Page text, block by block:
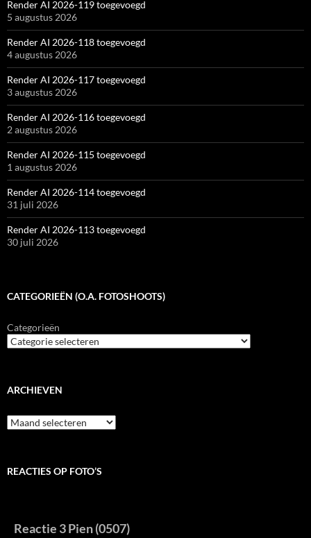
Render AI 2026-119 toegevoegd
5 augustus 2026
Render AI 2026-118 toegevoegd
4 augustus 2026
Render AI 2026-117 toegevoegd
3 augustus 2026
Render AI 2026-116 toegevoegd
2 augustus 2026
Render AI 2026-115 toegevoegd
1 augustus 2026
Render AI 2026-114 toegevoegd
31 juli 2026
Render AI 2026-113 toegevoegd
30 juli 2026
CATEGORIEËN (O.A. FOTOSHOOTS)
Categorieën
ARCHIEVEN
Archieven
REACTIES OP FOTO’S
Reactie 3 Pien (0507)